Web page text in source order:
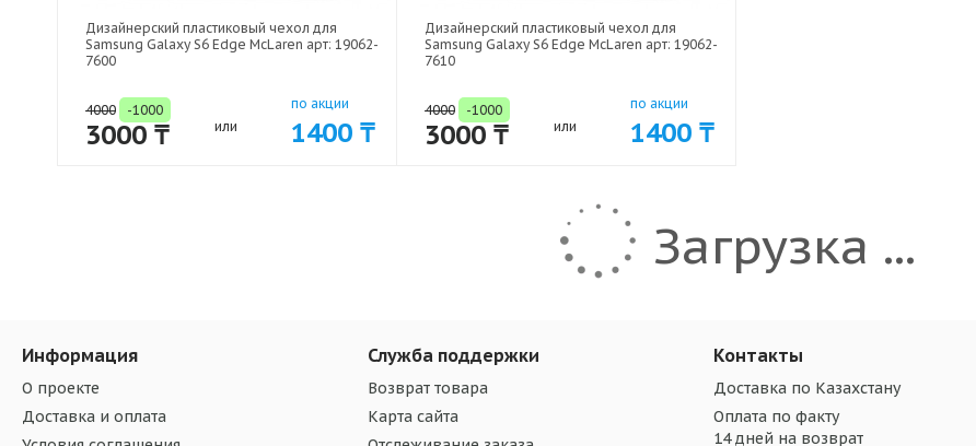
Дизайнерский пластиковый чехол для
Samsung Galaxy S6 Edge McLaren арт: 19062-
7600
4000 -1000
3000 ₸ или
по акции
1400 ₸
Дизайнерский пластиковый чехол для
Samsung Galaxy S6 Edge McLaren арт: 19062-
7610
4000 -1000
3000 ₸ или
по акции
1400 ₸
Загрузка ...
Информация
О проекте
Доставка и оплата
Служба поддержки
Возврат товара
Карта сайта
Контакты
Доставка по Казахстану
Оплата по факту
14 дней на возврат